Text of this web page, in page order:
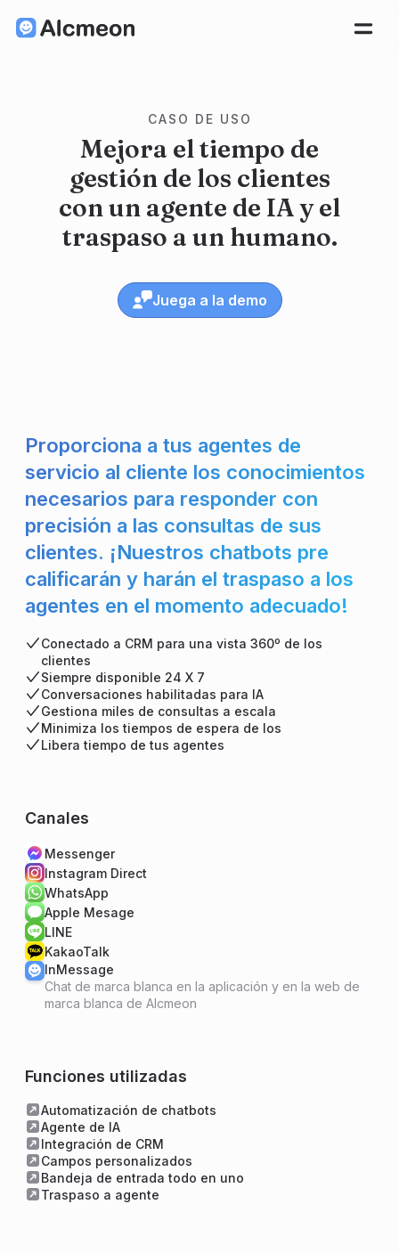
CASO DE USO
Mejora el tiempo de
gestión de los clientes
con un agente de IA y el
traspaso a un humano.
Juega a la demo
Proporciona a tus agentes de
servicio al cliente los conocimientos
necesarios para responder con
precisión a las consultas de sus
clientes. ¡Nuestros chatbots pre
calificarán y harán el traspaso a los
agentes en el momento adecuado!
Conectado a CRM para una vista 360º de los
clientes
Siempre disponible 24 X 7
Conversaciones habilitadas para IA
Gestiona miles de consultas a escala
Minimiza los tiempos de espera de los
Libera tiempo de tus agentes
Canales
Messenger
Instagram Direct
WhatsApp
Apple Mesage
LINE
KakaoTalk
InMessage
Chat de marca blanca en la aplicación y en la web de
marca blanca de Alcmeon
Funciones utilizadas
Automatización de chatbots
Agente de IA
Integración de CRM
Campos personalizados
Bandeja de entrada todo en uno
Traspaso a agente